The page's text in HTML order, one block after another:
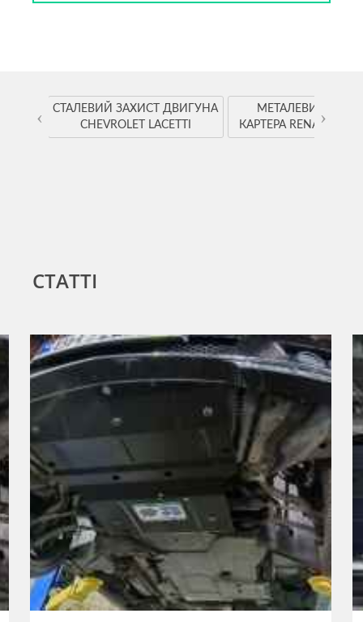
СТАЛЕВИЙ ЗАХИСТ ДВИГУНА
CHEVROLET LACETTI
МЕТАЛЕВИЙ
КАРТЕРА RENAULT
‹ ›
СТАТТІ